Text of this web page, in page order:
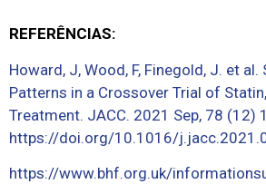
REFERÊNCIAS:
Howard, J, Wood, F, Finegold, J. et
Patterns in a Crossover Trial of
Treatment. JACC. 2021 Sep, 78 (12)
https://doi.org/10.1016/
https://www.bhf.org.uk/